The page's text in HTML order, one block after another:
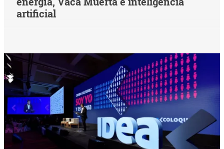
artificial